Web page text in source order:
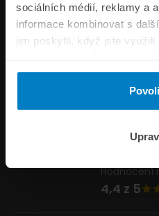
sociálních médií, reklamy a
informace kombinovat s
jim poskytli, když jste využili
tomu prosím svůj souhlas.
Informace
ePojisteni.cz
Formuláře
Hodnocení
4,4 z 5